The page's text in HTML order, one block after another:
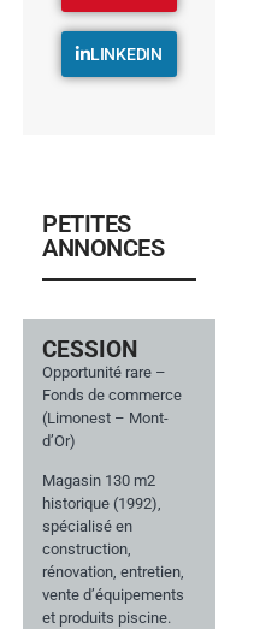
LINKEDIN
PETITES
ANNONCES
CESSION
Opportunité rare –
Fonds de commerce
(Limonest – Mont-
d’Or)
Magasin 130 m2
historique (1992),
spécialisé en
construction,
rénovation, entretien,
vente d’équipements
et produits piscine.